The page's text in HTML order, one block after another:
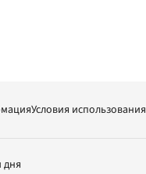
Условия использования
дня